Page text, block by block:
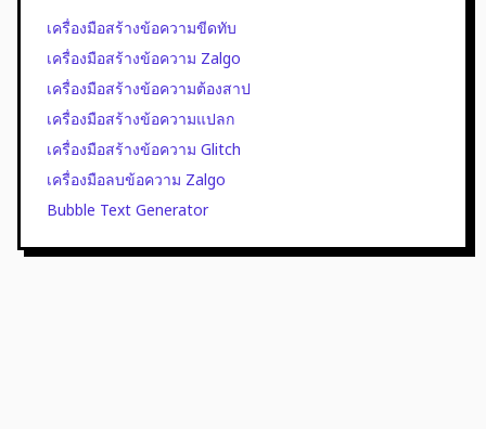
เครื่องมือสร้างข้อความขีดทับ
เครื่องมือสร้างข้อความ Zalgo
เครื่องมือสร้างข้อความต้องสาป
เครื่องมือสร้างข้อความแปลก
เครื่องมือสร้างข้อความ Glitch
เครื่องมือลบข้อความ Zalgo
Bubble Text Generator